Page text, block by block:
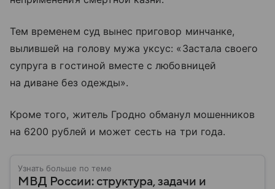
Тем временем суд вынес приговор минчанке,
вылившей на голову мужа уксус: «Застала своего
супруга в гостиной вместе с любовницей
на диване без одежды».
Кроме того, житель Гродно обманул мошенников
на 6200 рублей и может сесть на три года.
Узнать больше по теме
МВД России: структура, задачи и